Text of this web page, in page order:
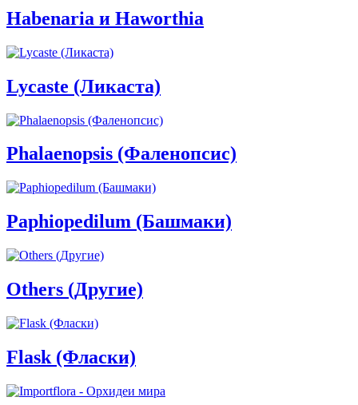
Habenaria и Haworthia
Lycaste (Ликаста)
Phalaenopsis (Фаленопсис)
Paphiopedilum (Башмаки)
Others (Другие)
Flask (Фласки)